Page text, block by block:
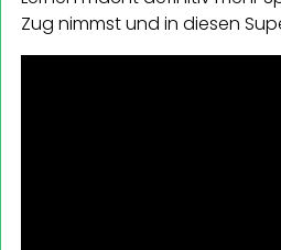
Zug nimmst und in diesen